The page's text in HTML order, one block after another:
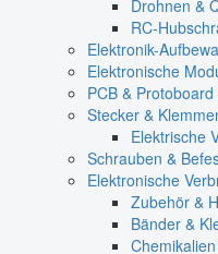
Drohnen &
RC-
Elektronik-
Elektronische
PCB & Protoboard
Stecker &
Elektrische
Schrauben &
Elektronische
Zubehör &
Bänder &